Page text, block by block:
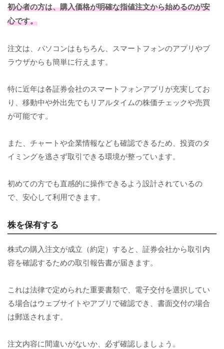
初心者の方は、購入価格が明確な指値注文から始めるのが安
心です。
注文は、パソコンはもちろん、スマートフォンのアプリやブ
ラウザからも簡単に行えます。
特に近年は各証券会社のスマートフォンアプリが充実してお
り、移動中や外出先でもリアルタイムの株価チェックや売買
が可能です。
また、チャートや企業情報なども確認できるため、投資のタ
イミングを逃さず取引できる環境が整っています。
初めての方でも直感的に操作できるよう設計されているの
で、安心して利用できます。
株を保有する
株式の購入注文が成立（約定）すると、証券会社から取引内
容を確認するための取引報告書が届きます。
これは法律で定められた重要書類で、電子交付を選択してい
る場合はウェブサイトやアプリで確認でき、書面交付の場合
は郵送されます。
注文内容に間違いがないか、必ず確認しましょう。